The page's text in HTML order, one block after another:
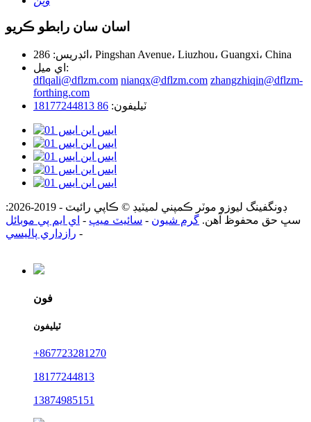
اسان سان رابطو ڪريو
ائڊريس: 286، Pingshan Avenue، Liuzhou، Guangxi، China
اي ميل:
dflqali@dflzm.com nianqx@dflzm.com zhangzhiqin@dflzm-
forthing.com
ٽيليفون: 86 18177244813
ڊونگفينگ ليوزو موٽر ڪمپني لميٽيڊ © ڪاپي رائيٽ - 2019-2026:
سڀ حق محفوظ آهن. گرم شيون - سائيٽ ميپ - اي ايم پي موبائل
- رازداري پاليسي
فون
ٽيليفون
+867723281270
18177244813
13874985151